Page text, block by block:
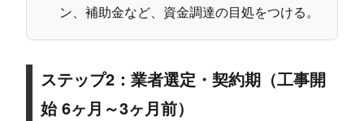
ン、補助金など、資金調達の目処をつける。
ステップ2：業者選定・契約期（工事開
始 6ヶ月～3ヶ月前）